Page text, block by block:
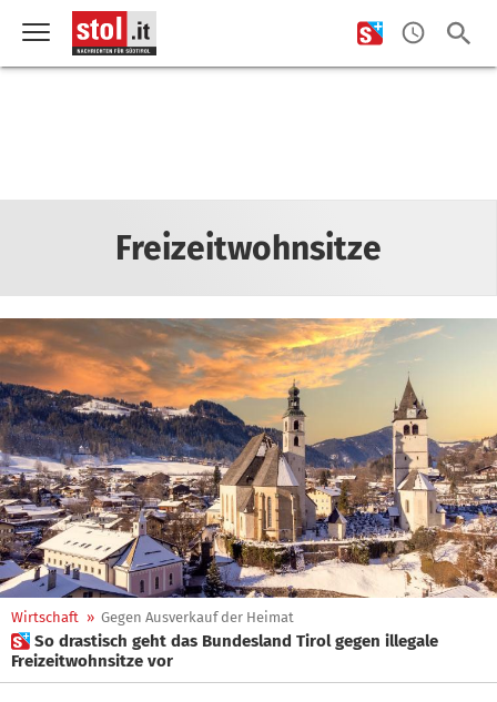
Freizeitwohnsitze
Wirtschaft » Gegen Ausverkauf der Heimat
 So drastisch geht das Bundesland Tirol gegen illegale
Freizeitwohnsitze vor